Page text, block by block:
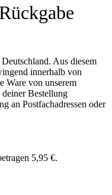
Aus diesem
innerhalb von
Ware von unserem
Bestellung
an Postfachadressen oder
5,95 €.